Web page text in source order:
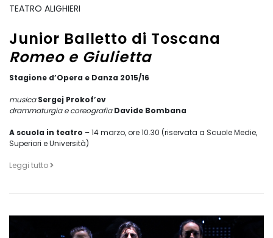
TEATRO ALIGHIERI
Junior Balletto di Toscana
Romeo e Giulietta
Stagione d’Opera e Danza 2015/16
musica Sergej Prokof’ev
drammaturgia e coreografia Davide Bombana
A scuola in teatro – 14 marzo, ore 10.30 (riservata a Scuole Medie,
Superiori e Università)
Leggi tutto